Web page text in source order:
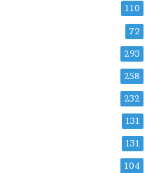
110
72
293
258
232
131
131
104